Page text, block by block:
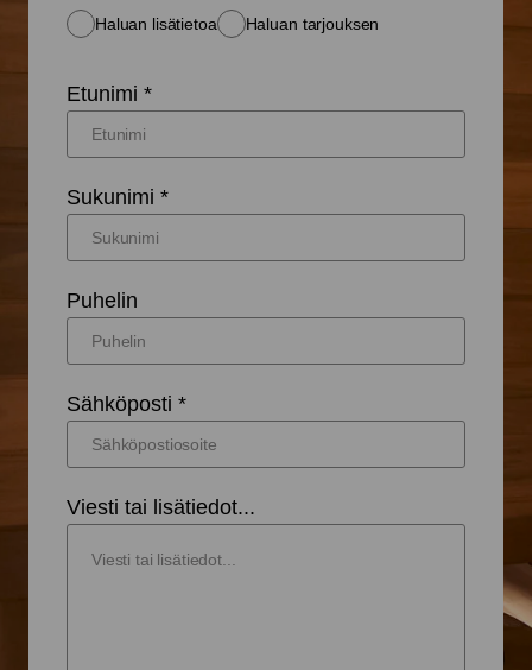
Haluan lisätietoa Haluan tarjouksen
Etunimi *
Sukunimi *
Puhelin
Sähköposti *
Viesti tai lisätiedot...